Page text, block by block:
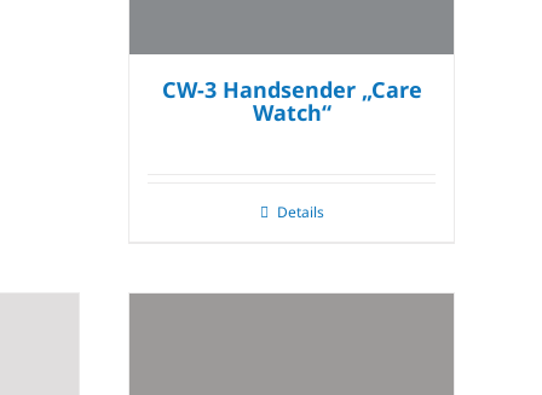
CW-3 Handsender „Care
Watch“
Details